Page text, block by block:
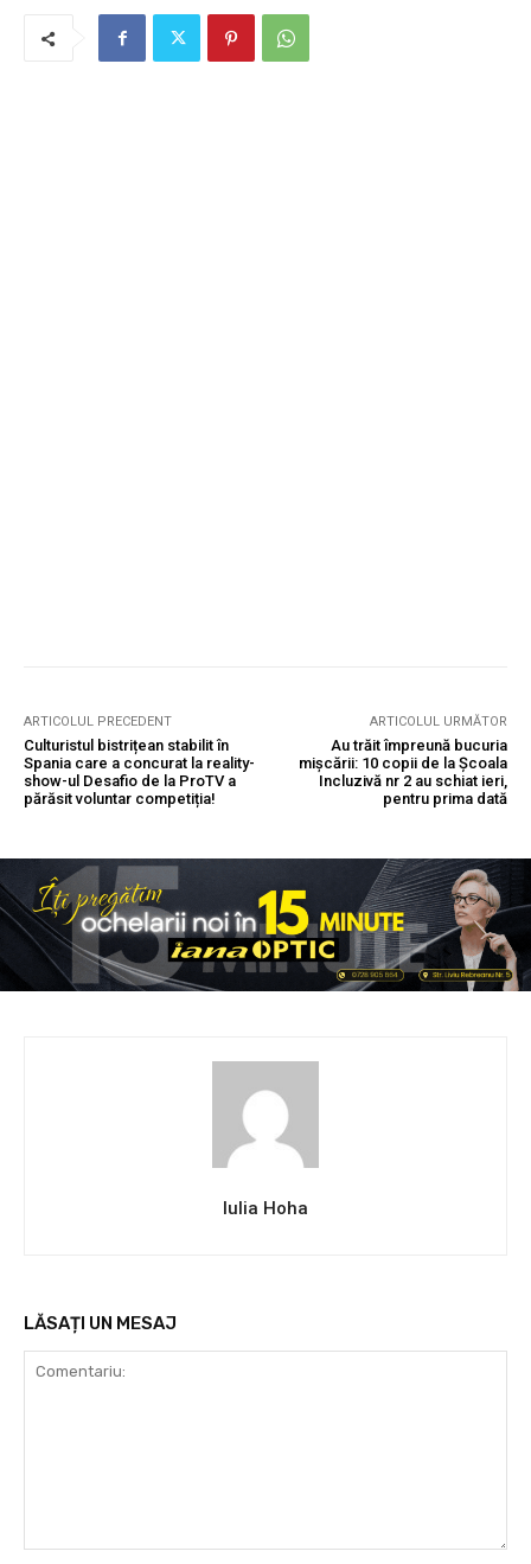
ARTICOLUL PRECEDENT
Culturistul bistrițean stabilit în
Spania care a concurat la reality-
show-ul Desafio de la ProTV a
părăsit voluntar competiția!
ARTICOLUL URMĂTOR
Au trăit împreună bucuria
mișcării: 10 copii de la Școala
Incluzivă nr 2 au schiat ieri,
pentru prima dată
Iulia Hoha
LĂSAȚI UN MESAJ